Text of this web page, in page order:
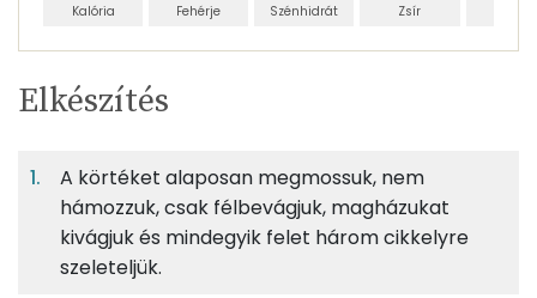
Kalória Fehérje Szénhidrát Zsír
Egy
adagban
5%
12%
Szénhidrát
3%
Zsír
260g körte
TÁPANYAGTARTALOM
Egy
adagban
2
adagban
100
grammban
5%
Elkészítés
A körtéket alaposan megmossuk, nem
hámozzuk, csak félbevágjuk, magházukat
kivágjuk és mindegyik felet három cikkelyre
szeleteljük.